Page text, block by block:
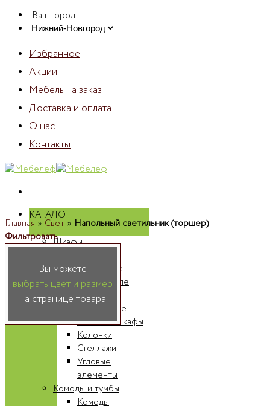
Skip
Ваш город:
Избранное
Акции
Мебель на заказ
Доставка и оплата
О нас
Контакты
КАТАЛОГ
Шкафы
распашные
Шкафы-купе
Радиусные
шкафы-купе
Книжные шкафы
Колонки
Стеллажи
Угловые
элементы
Комоды и тумбы
Комоды
Главная » Свет » Напольный светильник (торшер)
Фильтровать
Вы можете
выбрать цвет и размер
на странице товара